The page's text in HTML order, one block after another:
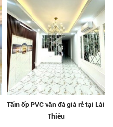
Tấm ốp PVC vân đá giá rẻ tại Lái
Thiêu